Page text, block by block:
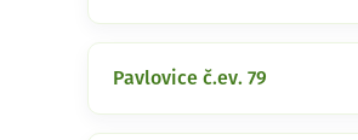
Pavlovice č.ev. 79